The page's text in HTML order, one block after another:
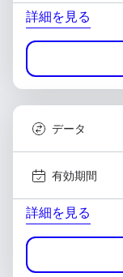
詳細を見る
データ
有効期間
詳細を見る